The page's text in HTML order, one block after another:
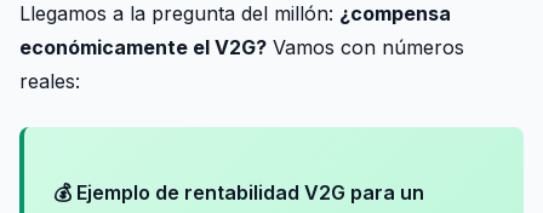
Llegamos a la pregunta del millón: ¿compensa
económicamente el V2G? Vamos con números
reales:
💰 Ejemplo de rentabilidad V2G para un